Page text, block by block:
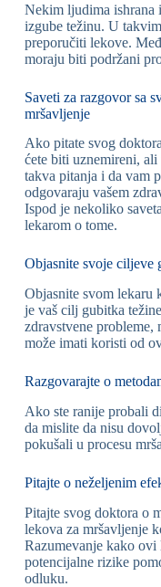
Nekim ljudima ishrana
izgube težinu. U
preporučiti lekove.
moraju biti podržani
Saveti za razgovor sa
mršavljenje
Ako pitate svog
ćete biti uznemireni, ali
takva pitanja i da vam
odgovaraju vašem
Ispod je nekoliko
lekarom o tome.
Objasnite svoje ciljeve
Objasnite svom lekaru
je vaš cilj gubitka
zdravstvene probleme,
može imati koristi od
Razgovarajte o
Ako ste ranije probali
da mislite da nisu
pokušali u procesu
Pitajte o neželjenim
Pitajte svog doktora o
lekova za mršavljenje
Razumevanje kako
potencijalne rizike
odluku.